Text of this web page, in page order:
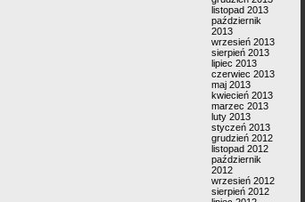
listopad 2013
październik
2013
wrzesień 2013
sierpień 2013
lipiec 2013
czerwiec 2013
maj 2013
kwiecień 2013
marzec 2013
luty 2013
styczeń 2013
grudzień 2012
listopad 2012
październik
2012
wrzesień 2012
sierpień 2012